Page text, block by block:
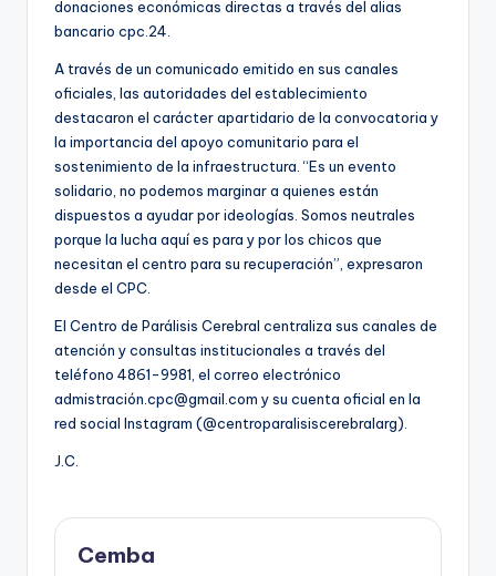
donaciones económicas directas a través del alias
bancario cpc.24.
A través de un comunicado emitido en sus canales
oficiales, las autoridades del establecimiento
destacaron el carácter apartidario de la convocatoria y
la importancia del apoyo comunitario para el
sostenimiento de la infraestructura. “Es un evento
solidario, no podemos marginar a quienes están
dispuestos a ayudar por ideologías. Somos neutrales
porque la lucha aquí es para y por los chicos que
necesitan el centro para su recuperación”, expresaron
desde el CPC.
El Centro de Parálisis Cerebral centraliza sus canales de
atención y consultas institucionales a través del
teléfono 4861-9981, el correo electrónico
admistración.cpc@gmail.com y su cuenta oficial en la
red social Instagram (@centroparalisiscerebralarg).
J.C.
Cemba